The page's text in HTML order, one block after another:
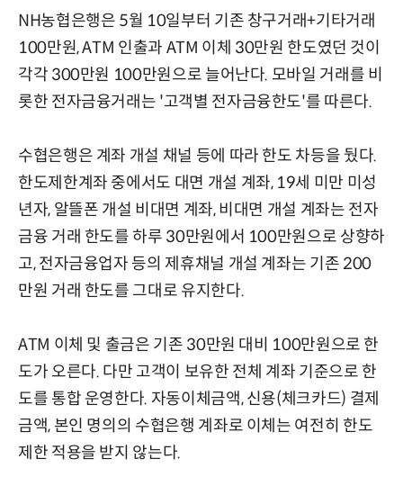
NH농협은행은 5월 10일부터 기존 창구거래+기타거래
100만원, ATM 인출과 ATM 이체 30만원 한도였던 것이
각각 300만원 100만원으로 늘어난다. 모바일 거래를 비
롯한 전자금융거래는 '고객별 전자금융한도'를 따른다.
수협은행은 계좌 개설 채널 등에 따라 한도 차등을 뒀다.
한도제한계좌 중에서도 대면 개설 계좌, 19세 미만 미성
년자, 알뜰폰 개설 비대면 계좌, 비대면 개설 계좌는 전자
금융 거래 한도를 하루 30만원에서 100만원으로 상향하
고, 전자금융업자 등의 제휴채널 개설 계좌는 기존 200
만원 거래 한도를 그대로 유지한다.
ATM 이체 및 출금은 기존 30만원 대비 100만원으로 한
도가 오른다. 다만 고객이 보유한 전체 계좌 기준으로 한
도를 통합 운영한다. 자동이체금액, 신용(체크카드) 결제
금액, 본인 명의의 수협은행 계좌로 이체는 여전히 한도
제한 적용을 받지 않는다.